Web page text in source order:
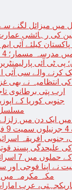
میں میزائل لگنے سے
کی رہائشی عمارت میں
کیلئے آئی
مسمار؛ 4 مسلمان جاں بحق اور 250 زخمی
پی ٹی آئی
والے سی آئی اے کے
انتظامیہ نے بھی
ارب پتی برطانوی
جنوبی کوریا کے
مسلسل 126 گھنٹوں تک گانے والی
دن میں زلزلے کے 155 جھٹکے، 30
افریقہ
کی علیحدگی پسند
گاڑیاں تباہ، 3 صہیونی ہلاک
نے اپنا فوجی اور
مکہ مکرمہ میں
عرب